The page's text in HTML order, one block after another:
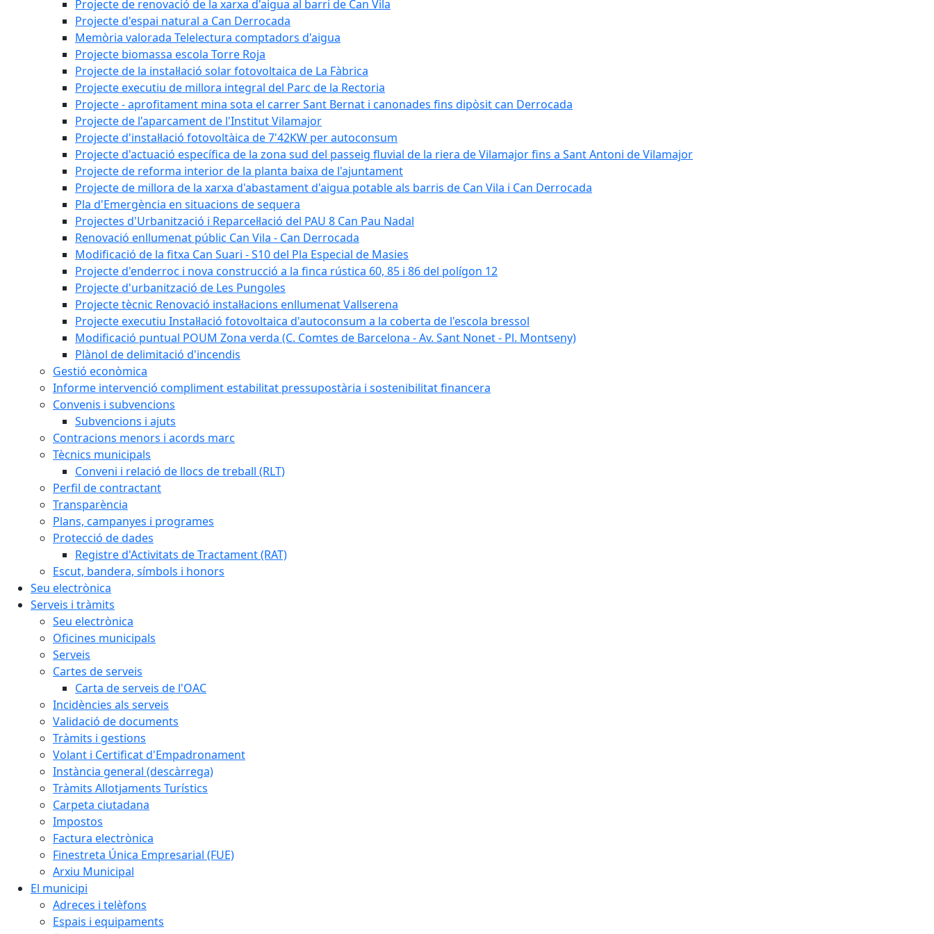
Projecte de renovació de la xarxa d'aigua al barri de Can Vila
Projecte d'espai natural a Can Derrocada
Memòria valorada Telelectura comptadors d'aigua
Projecte biomassa escola Torre Roja
Projecte de la instal·lació solar fotovoltaica de La Fàbrica
Projecte executiu de millora integral del Parc de la Rectoria
Projecte - aprofitament mina sota el carrer Sant Bernat i canonades fins dipòsit can Derrocada
Projecte de l'aparcament de l'Institut Vilamajor
Projecte d'instal·lació fotovoltàica de 7'42KW per autoconsum
Projecte d'actuació específica de la zona sud del passeig fluvial de la riera de Vilamajor fins a Sant Antoni de Vilamajor
Projecte de reforma interior de la planta baixa de l'ajuntament
Projecte de millora de la xarxa d'abastament d'aigua potable als barris de Can Vila i Can Derrocada
Pla d'Emergència en situacions de sequera
Projectes d'Urbanització i Reparcel·lació del PAU 8 Can Pau Nadal
Renovació enllumenat públic Can Vila - Can Derrocada
Modificació de la fitxa Can Suari - S10 del Pla Especial de Masies
Projecte d'enderroc i nova construcció a la finca rústica 60, 85 i 86 del polígon 12
Projecte d'urbanització de Les Pungoles
Projecte tècnic Renovació instal·lacions enllumenat Vallserena
Projecte executiu Instal·lació fotovoltaica d'autoconsum a la coberta de l'escola bressol
Modificació puntual POUM Zona verda (C. Comtes de Barcelona - Av. Sant Nonet - Pl. Montseny)
Plànol de delimitació d'incendis
Gestió econòmica
Informe intervenció compliment estabilitat pressupostària i sostenibilitat financera
Convenis i subvencions
Subvencions i ajuts
Contracions menors i acords marc
Tècnics municipals
Conveni i relació de llocs de treball (RLT)
Perfil de contractant
Transparència
Plans, campanyes i programes
Protecció de dades
Registre d'Activitats de Tractament (RAT)
Escut, bandera, símbols i honors
Seu electrònica
Serveis i tràmits
Seu electrònica
Oficines municipals
Serveis
Cartes de serveis
Carta de serveis de l'OAC
Incidències als serveis
Validació de documents
Tràmits i gestions
Volant i Certificat d'Empadronament
Instància general (descàrrega)
Tràmits Allotjaments Turístics
Carpeta ciutadana
Impostos
Factura electrònica
Finestreta Única Empresarial (FUE)
Arxiu Municipal
El municipi
Adreces i telèfons
Espais i equipaments